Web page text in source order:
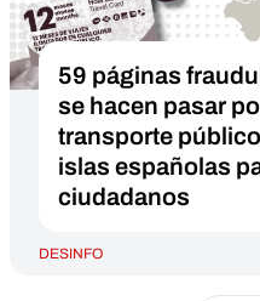
59 páginas
se hacen pasar
transporte
islas españolas
ciudadanos
DESINFO